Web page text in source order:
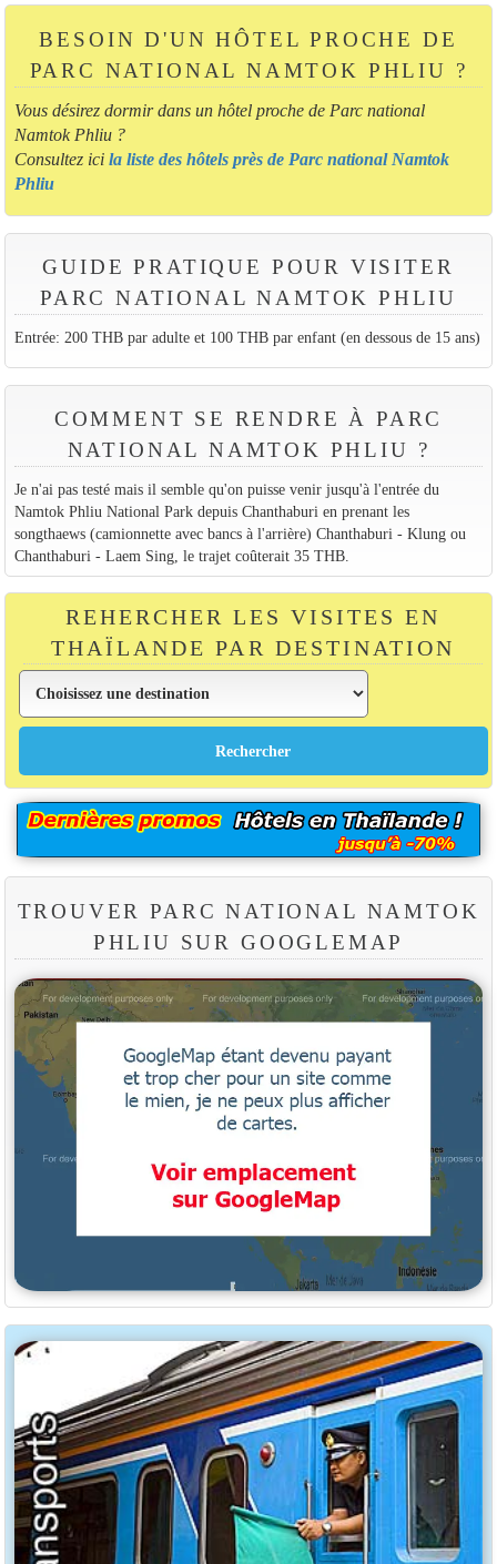
BESOIN D'UN HÔTEL PROCHE DE
PARC NATIONAL NAMTOK PHLIU ?
Vous désirez dormir dans un hôtel proche de Parc national
Namtok Phliu ?
Consultez ici la liste des hôtels près de Parc national Namtok
Phliu
GUIDE PRATIQUE POUR VISITER
PARC NATIONAL NAMTOK PHLIU
Entrée: 200 THB par adulte et 100 THB par enfant (en dessous de 15 ans)
COMMENT SE RENDRE À PARC
NATIONAL NAMTOK PHLIU ?
Je n'ai pas testé mais il semble qu'on puisse venir jusqu'à l'entrée du
Namtok Phliu National Park depuis Chanthaburi en prenant les
songthaews (camionnette avec bancs à l'arrière) Chanthaburi - Klung ou
Chanthaburi - Laem Sing, le trajet coûterait 35 THB.
REHERCHER LES VISITES EN
THAÏLANDE PAR DESTINATION
TROUVER PARC NATIONAL NAMTOK
PHLIU SUR GOOGLEMAP